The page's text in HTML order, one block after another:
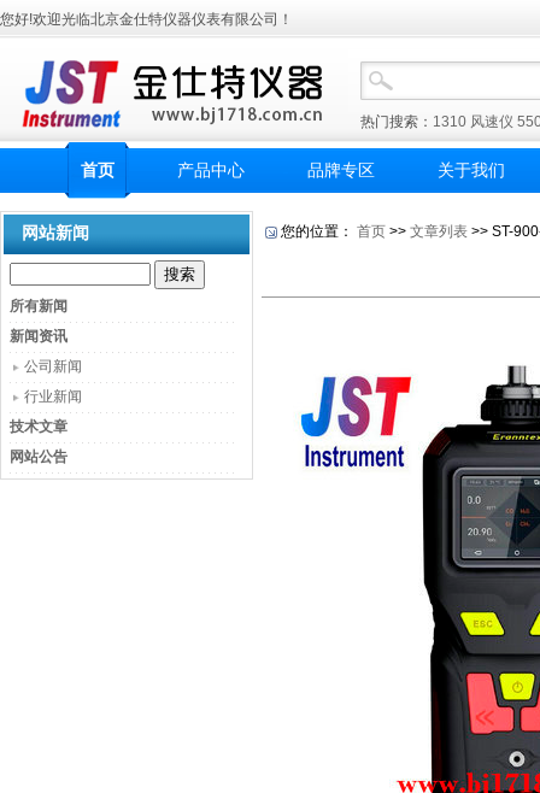
您好!欢迎光临北京金仕特仪器仪表有限公司！
热门搜索： 1310 风速仪
首页 产品中心 品牌专区 关于我们
网站新闻
所有新闻
新闻资讯
公司新闻
行业新闻
技术文章
网站公告
您的位置： 首页 >> 文章列表 >> ST-